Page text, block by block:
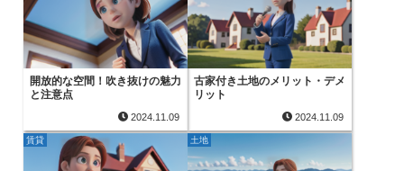
開放的な空間！吹き抜けの魅力
と注意点
2024.11.09
古家付き土地のメリット・デメ
リット
2024.11.09
賃貸 土地